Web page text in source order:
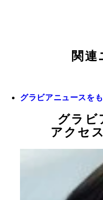
関連
グラビアニュースを
グラビ
アクセ